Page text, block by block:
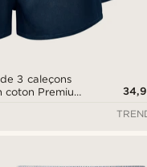
3 caleçons
Premium,